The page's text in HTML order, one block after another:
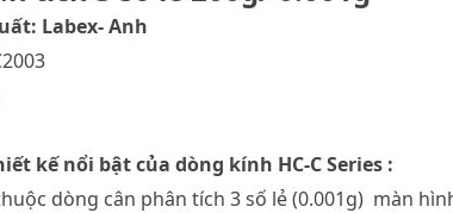
Labex- Anh
kế nổi bật của dòng kính HC-C Series :
dòng cân phân tích 3 số lẻ (0.001g) màn